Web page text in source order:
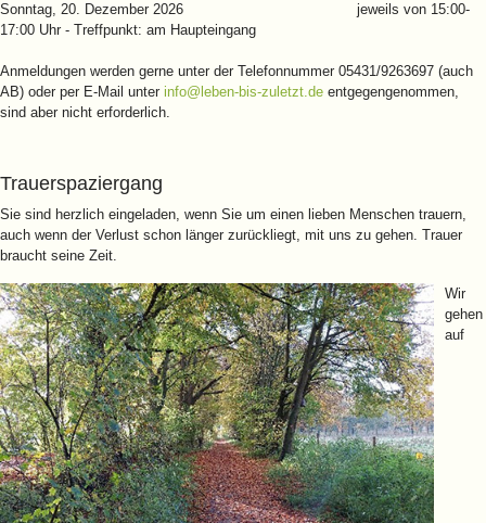
Sonntag, 20. Dezember 2026 jeweils von 15:00-
17:00 Uhr - Treffpunkt: am Haupteingang
Anmeldungen werden gerne unter der Telefonnummer 05431/9263697 (auch
AB) oder per E-Mail unter info@leben-bis-zuletzt.de entgegengenommen,
sind aber nicht erforderlich.
Trauerspaziergang
Sie sind herzlich eingeladen, wenn Sie um einen lieben Menschen trauern,
auch wenn der Verlust schon länger zurückliegt, mit uns zu gehen. Trauer
braucht seine Zeit.
Wir
gehen
auf